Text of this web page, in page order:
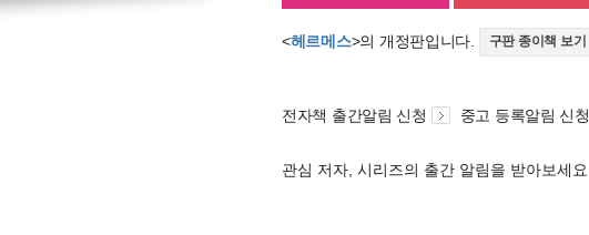
<헤르메스>의 개정판입니다. 구판 종이책 보기
전자책 출간알림 신청 중고 등록알림 신청
관심 저자, 시리즈의 출간 알림을 받아보세요